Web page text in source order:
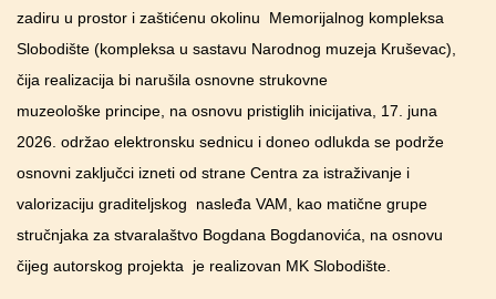
zadiru u prostor i zaštićenu okolinu Memorijalnog kompleksa
Slobodište (kompleksa u sastavu Narodnog muzeja Kruševac),
čija realizacija bi narušila osnovne strukovne
muzeološke principe, na osnovu pristiglih inicijativa, 17. juna
2026. održao elektronsku sednicu i doneo odlukda se podrže
osnovni zaključci izneti od strane Centra za istraživanje i
valorizaciju graditeljskog nasleđa VAM, kao matične grupe
stručnjaka za stvaralaštvo Bogdana Bogdanovića, na osnovu
čijeg autorskog projekta je realizovan MK Slobodište.